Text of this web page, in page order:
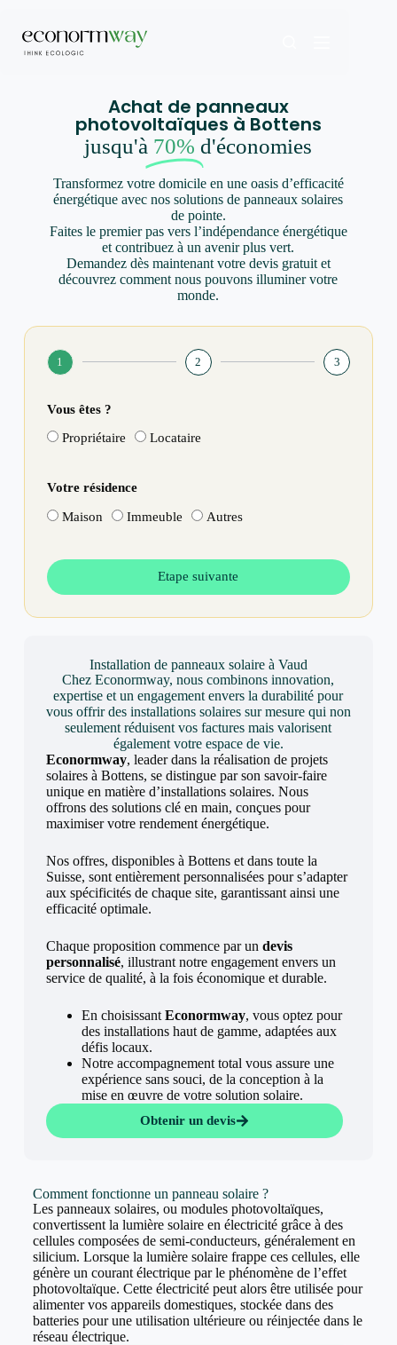
Achat de panneaux
photovoltaïques à Bottens
jusqu'à 70% d'économies
Transformez votre domicile en une oasis d’efficacité
énergétique avec nos solutions de panneaux solaires
de pointe.
Faites le premier pas vers l’indépendance énergétique
et contribuez à un avenir plus vert.
Demandez dès maintenant votre devis gratuit et
découvrez comment nous pouvons illuminer votre
monde.
1 2 3
Vous êtes ?
Propriétaire Locataire
Votre résidence
Maison Immeuble Autres
Etape suivante
Installation de panneaux solaire à Vaud
Chez Econormway, nous combinons innovation,
expertise et un engagement envers la durabilité pour
vous offrir des installations solaires sur mesure qui non
seulement réduisent vos factures mais valorisent
également votre espace de vie.
Econormway, leader dans la réalisation de projets
solaires à Bottens, se distingue par son savoir-faire
unique en matière d’installations solaires. Nous
offrons des solutions clé en main, conçues pour
maximiser votre rendement énergétique.
Nos offres, disponibles à Bottens et dans toute la
Suisse, sont entièrement personnalisées pour s’adapter
aux spécificités de chaque site, garantissant ainsi une
efficacité optimale.
Chaque proposition commence par un devis
personnalisé, illustrant notre engagement envers un
service de qualité, à la fois économique et durable.
En choisissant Econormway, vous optez pour
des installations haut de gamme, adaptées aux
défis locaux.
Notre accompagnement total vous assure une
expérience sans souci, de la conception à la
mise en œuvre de votre solution solaire.
Obtenir un devis
Comment fonctionne un panneau solaire ?
Les panneaux solaires, ou modules photovoltaïques,
convertissent la lumière solaire en électricité grâce à des
cellules composées de semi-conducteurs, généralement en
silicium. Lorsque la lumière solaire frappe ces cellules, elle
génère un courant électrique par le phénomène de l’effet
photovoltaïque. Cette électricité peut alors être utilisée pour
alimenter vos appareils domestiques, stockée dans des
batteries pour une utilisation ultérieure ou réinjectée dans le
réseau électrique.